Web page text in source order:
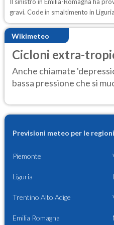
gravi. Code in smaltimento in Liguria
Wikimeteo
Cicloni extra-
Anche chiamate
bassa pressione che si
Previsioni meteo per le
Piemonte
Liguria
Trentino Alto Adige
Emilia Romagna